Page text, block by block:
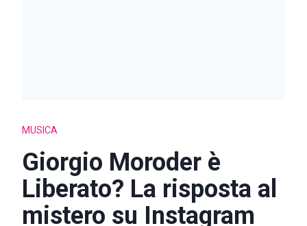
MUSICA
Giorgio Moroder è
Liberato? La risposta al
mistero su Instagram